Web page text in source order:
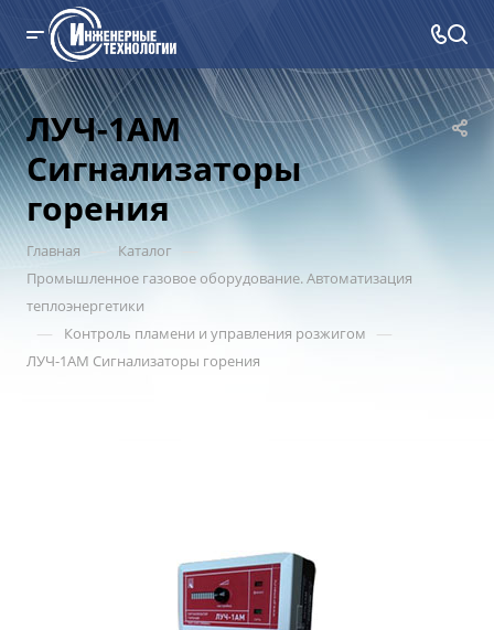
ЛУЧ-1АМ
Сигнализаторы
горения
Главная — Каталог —
Промышленное газовое оборудование. Автоматизация
теплоэнергетики
— Контроль пламени и управления розжигом —
ЛУЧ-1АМ Сигнализаторы горения